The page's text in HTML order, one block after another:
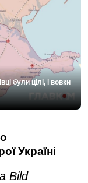
були цілі, і вовки
Україні
Bild